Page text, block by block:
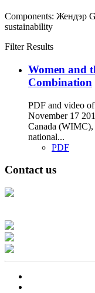
Components: Жендэр
sustainability
Filter Results
Women and
Combination
PDF and video
November 17
Canada (WIMC),
national...
PDF
Contact us